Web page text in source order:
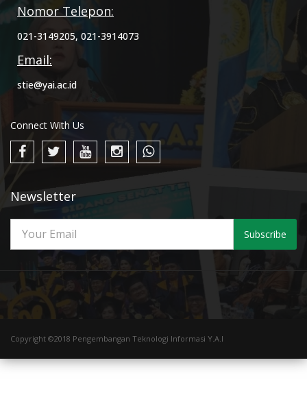
Nomor Telepon:
021-3149205, 021-3914073
Email:
stie@yai.ac.id
Connect With Us
Newsletter
Subscribe
Copyright ©2018 Pengembangan Teknologi Informasi Y.A.I